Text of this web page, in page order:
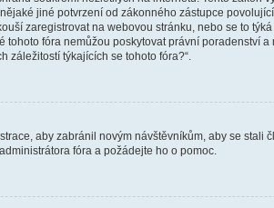
jiné potvrzení od zákonného zástupce
zaregistrovat na webovou stránku, nebo se to
fóra nemůžou poskytovat právní poradenství
záležitostí týkajících se tohoto fóra?“.
aby zabránil novým návštěvníkům, aby se
fóra a požádejte ho o pomoc.